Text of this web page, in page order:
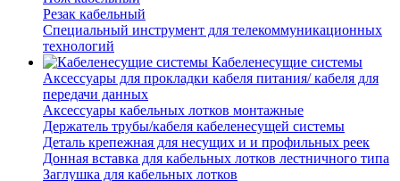
Резак кабельный
Специальный инструмент для телекоммуникационных
технологий
Кабеленесущие системы
Аксессуары для прокладки кабеля питания/ кабеля для
передачи данных
Аксессуары кабельных лотков монтажные
Держатель трубы/кабеля кабеленесущей системы
Деталь крепежная для несущих и и профильных реек
Донная вставка для кабельных лотков лестничного типа
Заглушка для кабельных лотков